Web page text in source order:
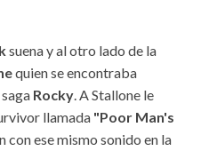
suena y al otro lado de la
quien se encontraba
Rocky. A Stallone le
llamada "Poor Man's
con ese mismo sonido en la